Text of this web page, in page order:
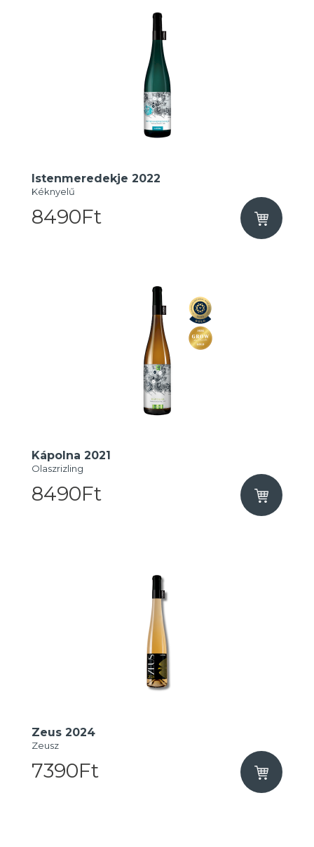
Istenmeredekje 2022
Kéknyelű
8490Ft
Kápolna 2021
Olaszrizling
8490Ft
Zeus 2024
Zeusz
7390Ft